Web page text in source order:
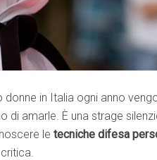
donne in Italia ogni anno
di amarle. È una strage
le tecniche difesa